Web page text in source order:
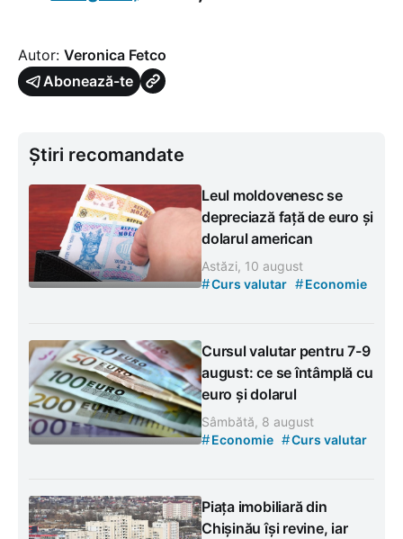
Autor: Veronica Fetco
Abonează-te
Știri recomandate
Leul moldovenesc se
depreciază față de euro și
dolarul american
Astăzi, 10 august
#Curs valutar #Economie
Cursul valutar pentru 7-9
august: ce se întâmplă cu
euro și dolarul
Sâmbătă, 8 august
#Economie #Curs valutar
Piața imobiliară din
Chișinău își revine, iar